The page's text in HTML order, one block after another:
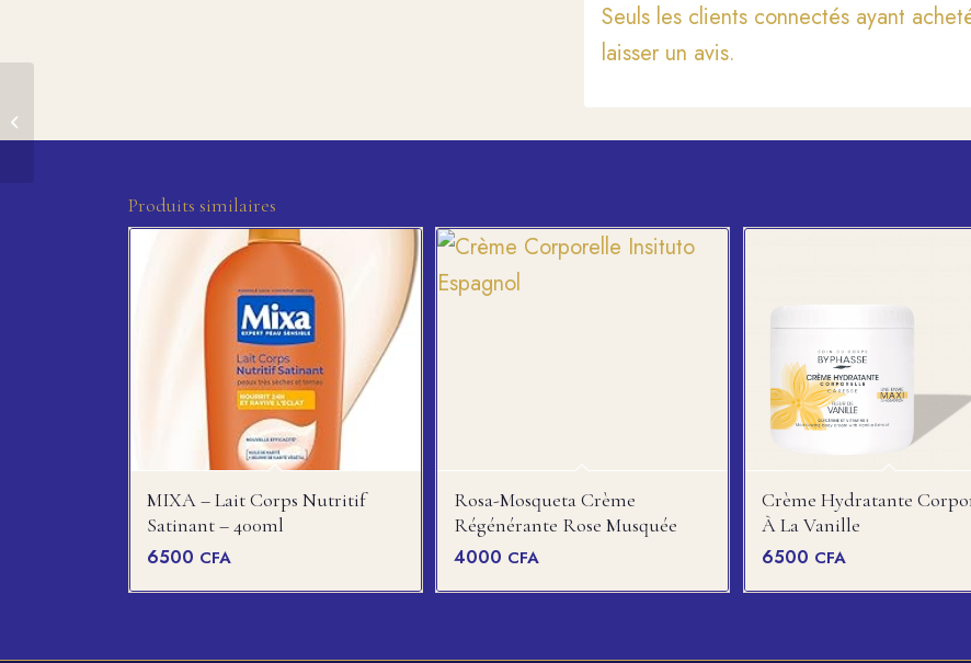
Seuls les clients connectés ayant
laisser un avis.
Produits similaires
MIXA – Lait Corps Nutritif
Satinant – 400ml
6500 CFA
Rosa-Mosqueta Crème
Régénérante Rose Musquée
4000 CFA
Crème Hydratante
À La Vanille
6500 CFA
4*100G